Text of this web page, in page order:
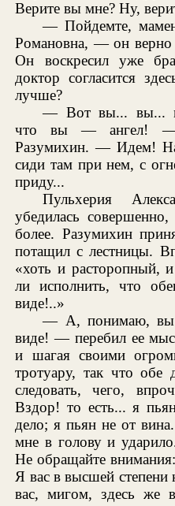
Верите вы мне? Ну,
— Пойдемте,
Романовна, — он верно
Он воскресил уже
доктор согласится
лучше?
— Вот вы... вы...
что вы — ангел! —
Разумихин. — Идем!
сиди там при нем, с
приду...
Пульхерия
убедилась
более. Разумихин
потащил с лестницы.
«хоть и расторопный,
ли исполнить, что
виде!..»
— А, понимаю, вы
виде! — перебил ее
и шагая своими
тротуару, так что
следовать, чего,
Вздор! то есть... я
дело; я пьян не от
мне в голову и
Не обращайте
Я вас в высшей степени
вас, мигом, здесь же